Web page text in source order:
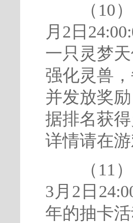
（10）
月2日
一只灵梦
强化灵兽
并发放奖
据排名获
详情请在
（11）
3月2日
年的抽卡